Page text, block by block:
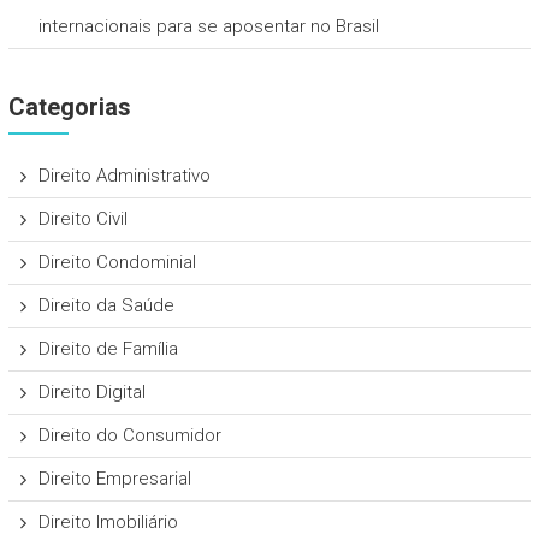
internacionais para se aposentar no Brasil
Categorias
Direito Administrativo
Direito Civil
Direito Condominial
Direito da Saúde
Direito de Família
Direito Digital
Direito do Consumidor
Direito Empresarial
Direito Imobiliário